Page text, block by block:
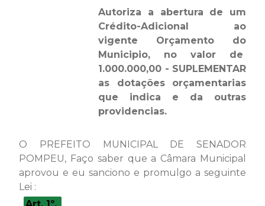
Autoriza a abertura de um
Crédito-Adicional ao
vigente Orçamento do
Municipio, no valor de
1.000.000,00 - SUPLEMENTAR
as dotações orçamentarias
que indica e da outras
providencias.
O PREFEITO MUNICIPAL DE SENADOR
POMPEU, Faço saber que a Câmara Municipal
aprovou e eu sanciono e promulgo a seguinte
Lei :